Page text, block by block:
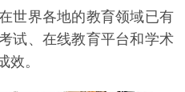
界各地的教育领域已有
试、在线教育平台和学术
效。